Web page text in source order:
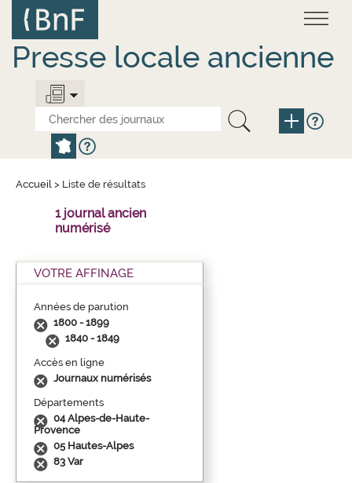
contenu
principal
Presse locale ancienne
Accueil > Liste de résultats
1 journal ancien
numérisé
VOTRE AFFINAGE
Années de parution
1800 - 1899
1840 - 1849
Accès en ligne
Journaux numérisés
Départements
04 Alpes-de-Haute-
Provence
05 Hautes-Alpes
83 Var
Panneau de gestion des cookies